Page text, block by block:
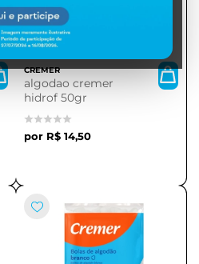
CREMER
algodao cremer
hidrof 50gr
R$ 14,50